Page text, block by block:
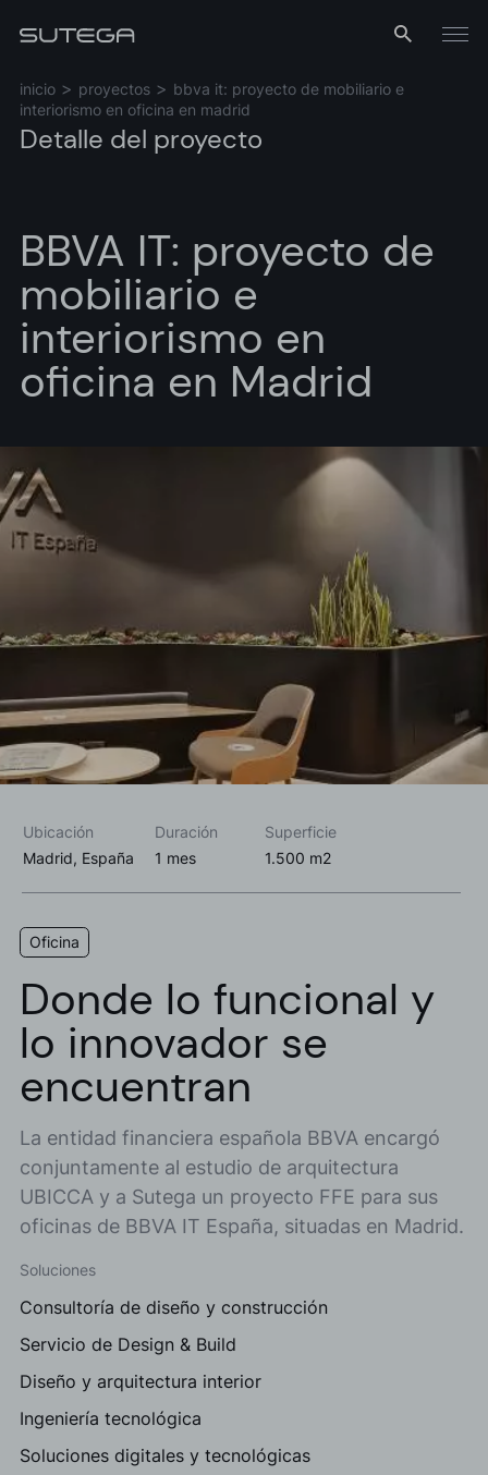
Menú
inicio proyectos
bbva it: proyecto de mobiliario e
interiorismo en oficina en madrid
Detalle del proyecto
BBVA IT: proyecto de
mobiliario e
interiorismo en
oficina en Madrid
Ubicación Duración
Superficie
Madrid, España
1 mes 1.500 m2
Oficina
Donde lo funcional y
lo innovador se
encuentran
La entidad financiera española BBVA encargó
conjuntamente al estudio de arquitectura
UBICCA y a Sutega un proyecto FFE para sus
oficinas de BBVA IT España, situadas en Madrid.
Soluciones
Consultoría de diseño y construcción
Servicio de Design & Build
Diseño y arquitectura interior
Ingeniería tecnológica
Soluciones digitales y tecnológicas
Nombre*
Acepto las
Deseo recibir información comercial, noticias, eventos y